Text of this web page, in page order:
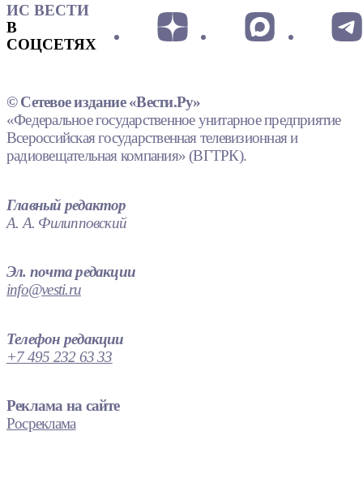
ИС ВЕСТИ
В
СОЦСЕТЯХ
© Сетевое издание «Вести.Ру»
«Федеральное государственное унитарное предприятие
Всероссийская государственная телевизионная и
радиовещательная компания» (ВГТРК).
Главный редактор
А. А. Филипповский
Эл. почта редакции
info@vesti.ru
Телефон редакции
+7 495 232 63 33
Реклама на сайте
Росреклама